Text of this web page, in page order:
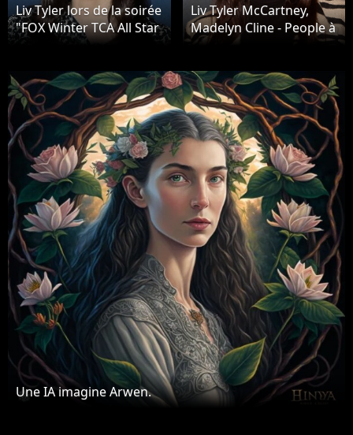
Liv Tyler lors de la soirée
"FOX Winter TCA All Star
Party" à l'hôtel
Pasadena, Californie,
Etats-Unis, le 7 janvier
2020.
Liv Tyler McCartney,
Madelyn Cline - People à
la soirée "Stella
studio Henson
Recording à Los
Angeles. Le 2 février
2023
Une IA imagine Arwen.